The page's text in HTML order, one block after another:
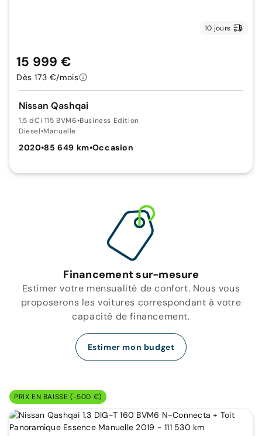
10 jours
Nissan Qashqai
1.5 dCi 115 BVM6•Business Edition
Diesel•Manuelle
2020•85 649 km•Occasion
15 999 €
Dès 173 €/mois
Financement sur-mesure
Estimer votre mensualité de confort. Nous vous
proposerons les voitures correspondant à votre
capacité de financement.
Estimer mon budget
PRIX EN BAISSE (-500 €)